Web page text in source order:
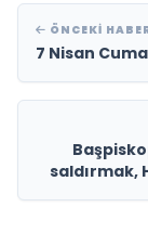
ÖNCEKI
7 Nisan
saldırmak,